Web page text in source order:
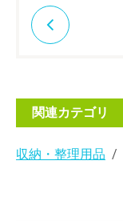
関連カテゴリ
収納・整理用品